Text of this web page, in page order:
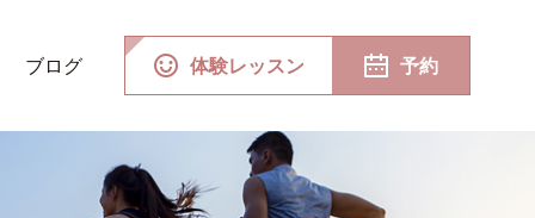
ブログ 体験レッスン 予約